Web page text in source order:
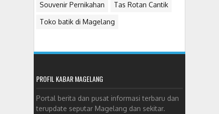
Souvenir Pernikahan Tas Rotan Cantik
Toko batik di Magelang
PROFIL KABAR MAGELANG
Portal berita dan pusat informasi terbaru dan
terupdate seputar Magelang dan sekitar.